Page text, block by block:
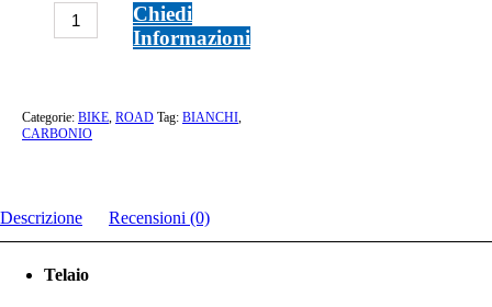
BIANCHI
SPECIALISSIMA
Chiedi
Informazioni
Categorie: BIKE, ROAD Tag: BIANCHI,
CARBONIO
Descrizione Recensioni (0)
Telaio